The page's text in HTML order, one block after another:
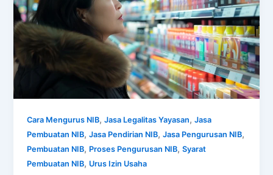
Cara Mengurus NIB,Jasa Legalitas Yayasan,Jasa
Pembuatan NIB,Jasa Pendirian NIB,Jasa Pengurusan NIB,
Pembuatan NIB, Proses Pengurusan NIB,Syarat
Pembuatan NIB, Urus Izin Usaha